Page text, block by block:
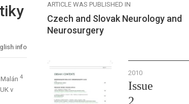
info
4
v
ARTICLE WAS PUBLISHED IN
Czech and Slovak Neurology and
Neurosurgery
2010
Issue
2